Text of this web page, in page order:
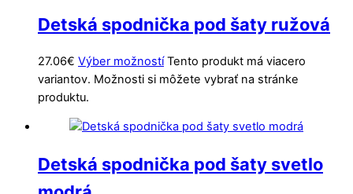
Detská spodnička pod šaty ružová
27.06€ Výber možností Tento produkt má viacero
variantov. Možnosti si môžete vybrať na stránke
produktu.
Detská spodnička pod šaty svetlo